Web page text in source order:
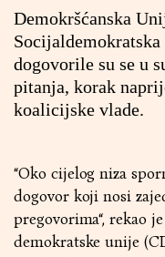
Demokršćanska
dogovorile su se u
pitanja, korak
koalicijske vlade.
“Oko cijelog niza
dogovor koji nosi
pregovorima“, rekao
demokratske unije